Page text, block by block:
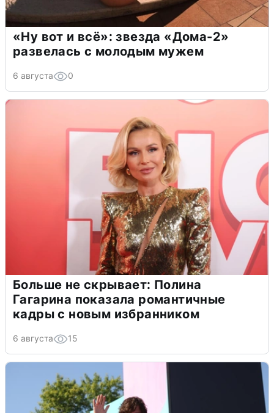
«Ну вот и всё»: звезда «Дома-2»
развелась с молодым мужем
6 августа 0
Больше не скрывает: Полина
Гагарина показала романтичные
кадры с новым избранником
6 августа 15